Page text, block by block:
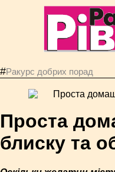
#Ракурс добрих порад
Проста
блиску та